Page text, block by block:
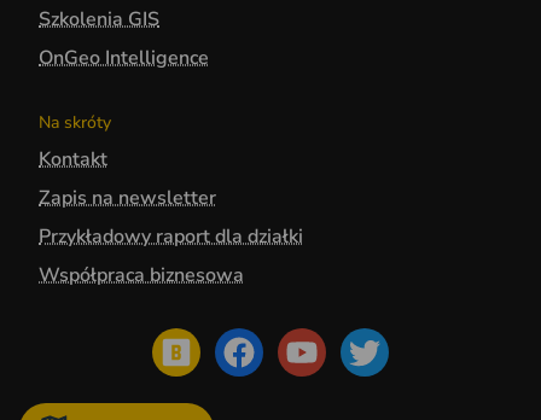
Szkolenia GIS
OnGeo Intelligence
Na skróty
Kontakt
Zapis na newsletter
Przykładowy raport dla działki
Współpraca biznesowa